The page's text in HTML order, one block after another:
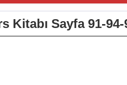
Kitabı Sayfa 91-